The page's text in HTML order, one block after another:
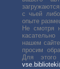
с чьей
опыте
Не смотря
нашем
просим
Для этого